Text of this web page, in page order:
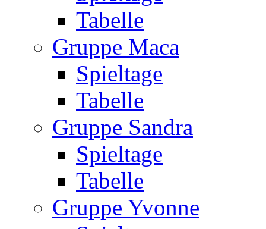
Tabelle
Gruppe Maca
Spieltage
Tabelle
Gruppe Sandra
Spieltage
Tabelle
Gruppe Yvonne